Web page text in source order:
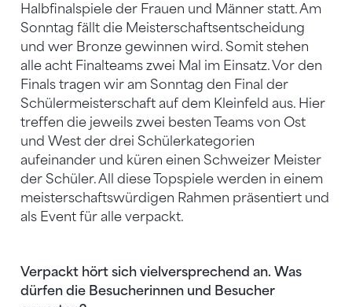
Halbfinalspiele der Frauen und Männer statt. Am
Sonntag fällt die Meisterschaftsentscheidung
und wer Bronze gewinnen wird. Somit stehen
alle acht Finalteams zwei Mal im Einsatz. Vor den
Finals tragen wir am Sonntag den Final der
Schülermeisterschaft auf dem Kleinfeld aus. Hier
treffen die jeweils zwei besten Teams von Ost
und West der drei Schülerkategorien
aufeinander und küren einen Schweizer Meister
der Schüler. All diese Topspiele werden in einem
meisterschaftswürdigen Rahmen präsentiert und
als Event für alle verpackt.
Verpackt hört sich vielversprechend an. Was
dürfen die Besucherinnen und Besucher